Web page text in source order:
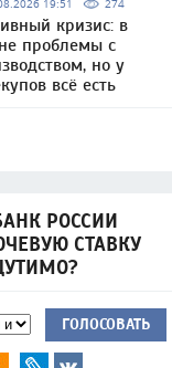
19:51 274
кризис: в
проблемы с
но у
всё есть
РОССИИ
СТАВКУ
ГОЛОСОВАТЬ